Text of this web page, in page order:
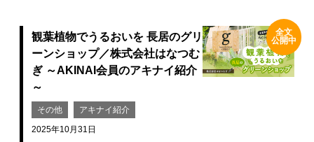
全文
公開中
観葉植物でうるおいを 長居のグリ
ーンショップ／株式会社はなつむ
ぎ ～AKINAI会員のアキナイ紹介
～
その他
アキナイ紹介
2025年10月31日